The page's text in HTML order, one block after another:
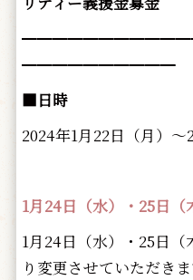
━━━━━━━━━━
■日時
2024年1月22日（月）～
1月24日（水）・25日
1月24日（水）・25日
り変更させていただきま